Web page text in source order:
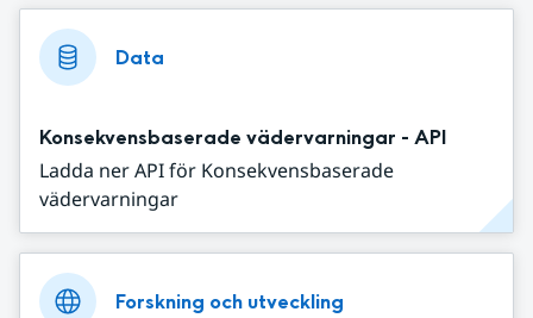
Data
Konsekvensbaserade vädervarningar - API
Ladda ner API för Konsekvensbaserade
vädervarningar
Forskning och utveckling